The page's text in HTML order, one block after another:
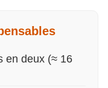
en deux (≈ 16